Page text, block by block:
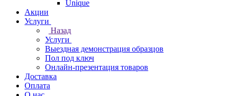
Unique
Акции
Услуги
Назад
Услуги
Выездная демонстрация образцов
Пол под ключ
Онлайн-презентация товаров
Доставка
Оплата